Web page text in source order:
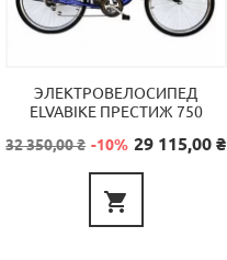
ЭЛЕКТРОВЕЛОСИПЕД
ELVABIKE ПРЕСТИЖ 750
Базовая
цена
32 350,00 ₴ -10% Цена
29 115,00 ₴
